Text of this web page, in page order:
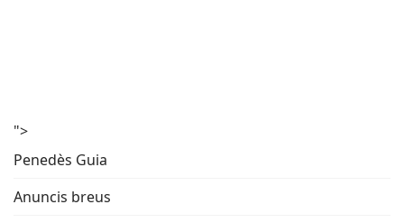
">
Penedès Guia
Anuncis breus